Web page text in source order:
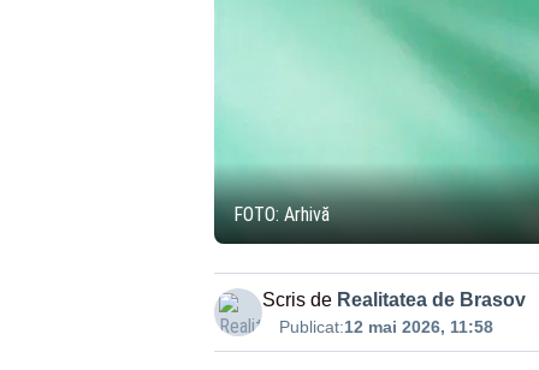
FOTO: Arhivă
Scris de Realitatea de Brasov
Publicat:12 mai 2026, 11:58